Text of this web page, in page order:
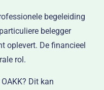
begeleiding
belegger
oplevert. De financieel
rol.
Dit kan